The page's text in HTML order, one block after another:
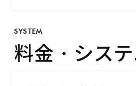
SYSTEM
料金・シス